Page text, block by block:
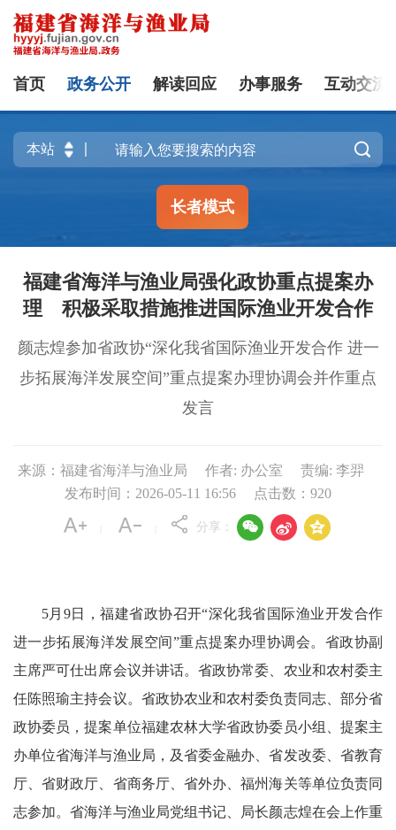
首页 政务公开 解读回应 办事服务 互动交流

长者模式
福建省海洋与渔业局强化政协重点提案办
理 积极采取措施推进国际渔业开发合作
颜志煌参加省政协“深化我省国际渔业开发合作 进一
步拓展海洋发展空间”重点提案办理协调会并作重点
发言
来源：福建省海洋与渔业局 作者: 办公室
责编: 李羿
发布时间：2026-05-11 16:56
点击数： 920
分享：   
5月9日，福建省政协召开“深化我省国际渔业开发合作
进一步拓展海洋发展空间”重点提案办理协调会。省政协副
主席严可仕出席会议并讲话。省政协常委、农业和农村委主
任陈照瑜主持会议。省政协农业和农村委负责同志、部分省
政协委员，提案单位福建农林大学省政协委员小组、提案主
办单位省海洋与渔业局，及省委金融办、省发改委、省教育
厅、省财政厅、省商务厅、省外办、福州海关等单位负责同
志参加。省海洋与渔业局党组书记、局长颜志煌在会上作重